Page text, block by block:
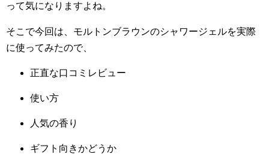
って気になりますよね。
そこで今回は、 モルトンブラウンのシャワージェルを実際
に使ってみたので、
正直な口コミレビュー
使い方
人気の香り
ギフト向きかどうか